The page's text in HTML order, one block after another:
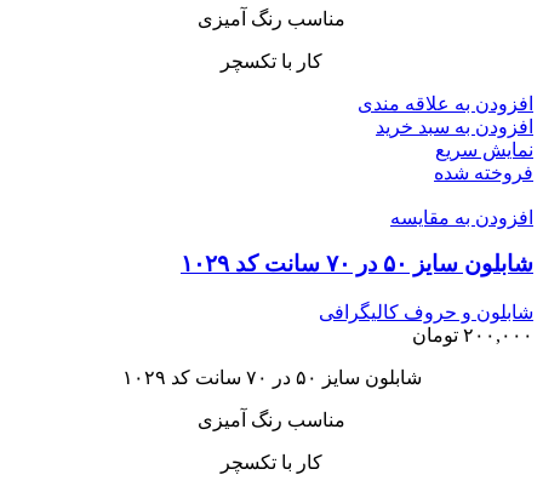
مناسب رنگ آمیزی
کار با تکسچر
افزودن به علاقه مندی
افزودن به سبد خرید
نمایش سریع
فروخته شده
افزودن به مقایسه
شابلون سایز ۵۰ در ۷۰ سانت کد ۱۰۲۹
شابلون و حروف کالیگرافی
۲۰۰,۰۰۰ تومان
شابلون سایز ۵۰ در ۷۰ سانت کد ۱۰۲۹
مناسب رنگ آمیزی
کار با تکسچر